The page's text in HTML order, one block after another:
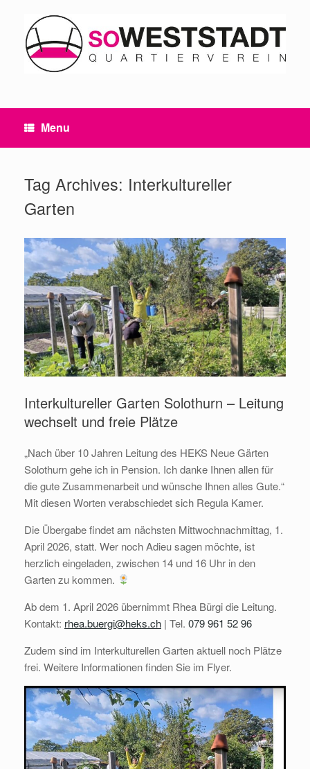
content
Menu
Tag Archives: Interkultureller
Garten
Interkultureller Garten Solothurn – Leitung
wechselt und freie Plätze
„Nach über 10 Jahren Leitung des HEKS Neue Gärten
Solothurn gehe ich in Pension. Ich danke Ihnen allen für
die gute Zusammenarbeit und wünsche Ihnen alles Gute.“
Mit diesen Worten verabschiedet sich Regula Kamer.
Die Übergabe findet am nächsten Mittwochnachmittag, 1.
April 2026, statt. Wer noch Adieu sagen möchte, ist
herzlich eingeladen, zwischen 14 und 16 Uhr in den
Garten zu kommen.
Ab dem 1. April 2026 übernimmt Rhea Bürgi die Leitung.
Kontakt: rhea.buergi@heks.ch | Tel. 079 961 52 96
Zudem sind im Interkulturellen Garten aktuell noch Plätze
frei. Weitere Informationen finden Sie im Flyer.